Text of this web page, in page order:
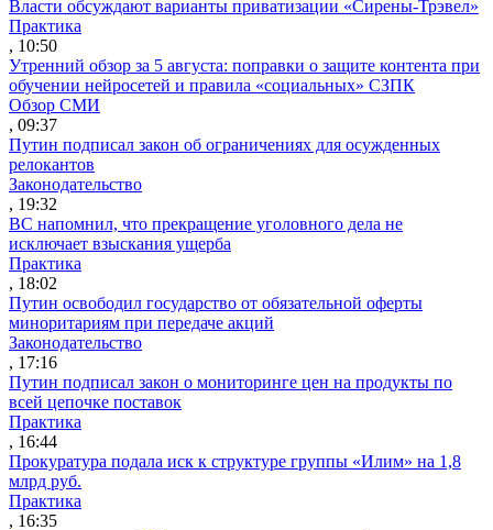
Власти обсуждают варианты приватизации «Сирены-Трэвел»
Практика
, 10:50
Утренний обзор за 5 августа: поправки о защите контента при
обучении нейросетей и правила «социальных» СЗПК
Обзор СМИ
, 09:37
Путин подписал закон об ограничениях для осужденных
релокантов
Законодательство
, 19:32
ВС напомнил, что прекращение уголовного дела не
исключает взыскания ущерба
Практика
, 18:02
Путин освободил государство от обязательной оферты
миноритариям при передаче акций
Законодательство
, 17:16
Путин подписал закон о мониторинге цен на продукты по
всей цепочке поставок
Практика
, 16:44
Прокуратура подала иск к структуре группы «Илим» на 1,8
млрд руб.
Практика
, 16:35